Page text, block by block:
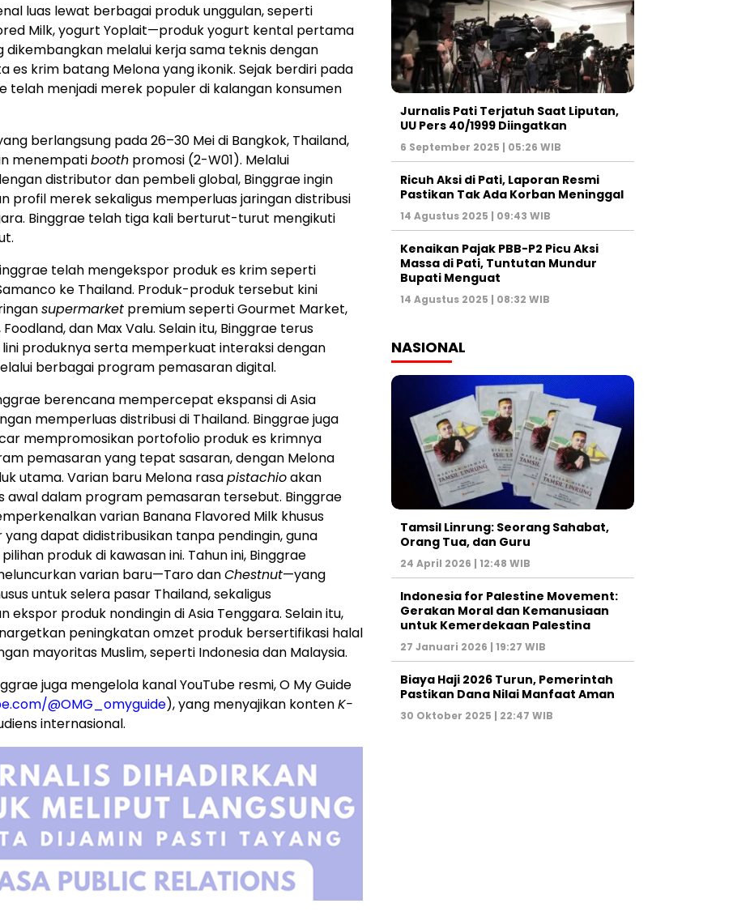
luas lewat berbagai produk unggulan, seperti
Milk, yogurt Yoplait—produk yogurt kental pertama
dikembangkan melalui kerja sama teknis dengan
es krim batang Melona yang ikonik. Sejak berdiri pada
telah menjadi merek populer di kalangan konsumen
berlangsung pada 26–30 Mei di Bangkok, Thailand,
menempatibooth promosi (2-W01). Melalui
distributor dan pembeli global, Binggrae ingin
profil merek sekaligus memperluas jaringan distribusi
Binggrae telah tiga kali berturut-turut mengikuti
telah mengekspor produk es krim seperti
ke Thailand. Produk-produk tersebut kini
supermarket premium seperti Gourmet Market,
dan Max Valu. Selain itu, Binggrae terus
produknya serta memperkuat interaksi dengan
berbagai program pemasaran digital.
berencana mempercepat ekspansi di Asia
memperluas distribusi di Thailand. Binggrae juga
mempromosikan portofolio produk es krimnya
pemasaran yang tepat sasaran, dengan Melona
utama. Varian baru Melona rasapistachioakan
awal dalam program pemasaran tersebut. Binggrae
varian Banana Flavored Milk khusus
yang dapat didistribusikan tanpa pendingin, guna
produk di kawasan ini. Tahun ini, Binggrae
varian baru—Taro danChestnut—yang
untuk selera pasar Thailand, sekaligus
ekspor produk nondingin di Asia Tenggara. Selain itu,
peningkatan omzet produk bersertifikasi halal
mayoritas Muslim, seperti Indonesia dan Malaysia.
juga mengelola kanal YouTube resmi, O My Guide
@OMG_omyguide), yang menyajikan kontenK-
internasional.
Jurnalis Pati Terjatuh Saat Liputan,
UU Pers 40/1999 Diingatkan
6 September 2025 | 05:26 WIB
Ricuh Aksi di Pati, Laporan Resmi
Pastikan Tak Ada Korban Meninggal
14 Agustus 2025 | 09:43 WIB
Kenaikan Pajak PBB-P2 Picu Aksi
Massa di Pati, Tuntutan Mundur
Bupati Menguat
14 Agustus 2025 | 08:32 WIB
NASIONAL
Tamsil Linrung: Seorang Sahabat,
Orang Tua, dan Guru
24 April 2026 | 12:48 WIB
Indonesia for Palestine Movement:
Gerakan Moral dan Kemanusiaan
untuk Kemerdekaan Palestina
27 Januari 2026 | 19:27 WIB
Biaya Haji 2026 Turun, Pemerintah
Pastikan Dana Nilai Manfaat Aman
30 Oktober 2025 | 22:47 WIB